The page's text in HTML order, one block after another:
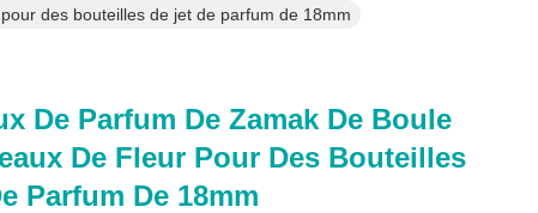
des bouteilles de jet de parfum de 18mm
De Parfum De Zamak De Boule
De Fleur Pour Des Bouteilles
Parfum De 18mm